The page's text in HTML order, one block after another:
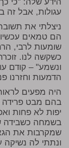
עגולות, אבל זה
ניצלתי את
הם טמאים
שומעות לרבי,
כשקשה לנו.
ונשמע" – קודם
הדמעות וחזרנו
היה מפעים
בהם מבט פרידה
יפות לא פחות
בשמחה כשבידה
שמקרבות את
ונתתי לה